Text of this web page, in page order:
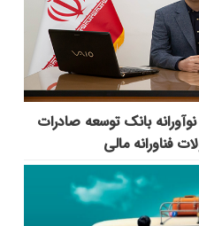
نوآورانه بانک توسعه صادرات
فناورانه مالی